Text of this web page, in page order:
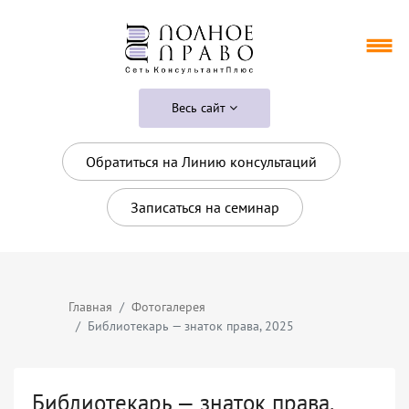
Весь сайт
Обратиться на Линию консультаций
Записаться на семинар
Главная
Фотогалерея
Библиотекарь — знаток права, 2025
Библиотекарь — знаток права,